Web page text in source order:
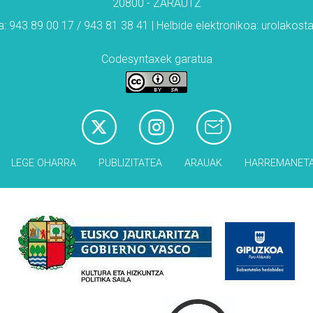
20800 - ZARAUTZ
943 89 00 17 / 943 81 38 41 | Helbide elektronikoa:
Codesyntaxek garatua
LEGE OHARRA PUBLIZITATEA ARAUAK